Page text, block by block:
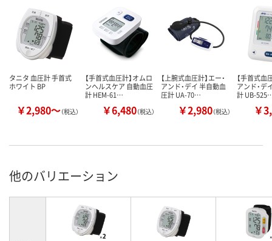
タニタ 血圧計 手首式
ホワイト BP
￥2,980～（税込）
【手首式血圧計】オムロ
ンヘルスケア 自動血圧
計 HEM-61…
￥6,480（税込）
【上腕式血圧計】エー・
アンド・デイ 半自動血
圧計 UA-70…
￥2,980（税込）
【手首式血
アンド・デ
計 UB-
￥
他のバリエーション